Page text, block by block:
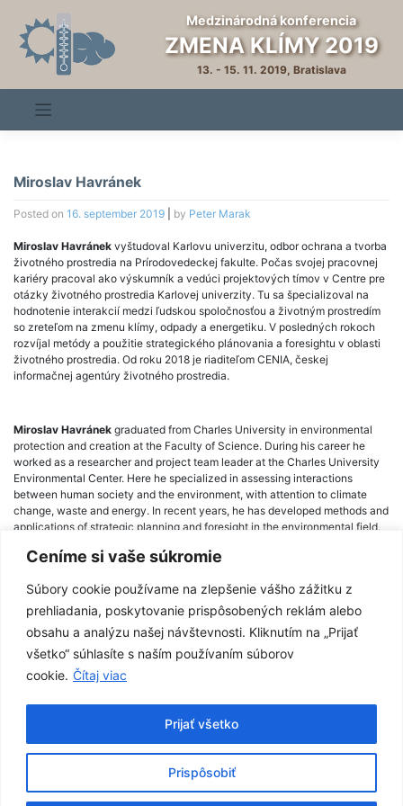
Ceníme si vaše súkromie
Súbory cookie používame na zlepšenie vášho zážitku z
prehliadania, poskytovanie prispôsobených reklám alebo
obsahu a analýzu našej návštevnosti. Kliknutím na „Prijať
všetko“ súhlasíte s naším používaním súborov
cookie. Čítaj viac
Prispôsobiť
Prijať všetko
content
Medzinárodná konferencia
ZMENA KLÍMY 2019
13. - 15. 11. 2019, Bratislava
Miroslav Havránek
Posted on 16. september 2019 by Peter Marak
Miroslav Havránek vyštudoval Karlovu univerzitu, odbor ochrana a tvorba
životného prostredia na Prírodovedeckej fakulte. Počas svojej pracovnej
kariéry pracoval ako výskumník a vedúci projektových tímov v Centre pre
otázky životného prostredia Karlovej univerzity. Tu sa špecializoval na
hodnotenie interakcií medzi ľudskou spoločnosťou a životným prostredím
so zreteľom na zmenu klímy, odpady a energetiku. V posledných rokoch
rozvíjal metódy a použitie strategického plánovania a foresightu v oblasti
životného prostredia. Od roku 2018 je riaditeľom CENIA, českej
informačnej agentúry životného prostredia.
Miroslav Havránek graduated from Charles University in environmental
protection and creation at the Faculty of Science. During his career he
worked as a researcher and project team leader at the Charles University
Environmental Center. Here he specialized in assessing interactions
between human society and the environment, with attention to climate
change, waste and energy. In recent years, he has developed methods and
applications of strategic planning and foresight in the environmental field.
Information Agency.
Post
navigation
André Jol Radoslav Považan